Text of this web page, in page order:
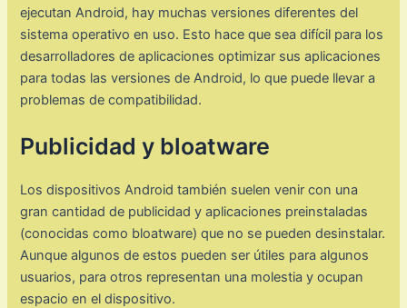
ejecutan Android, hay muchas versiones diferentes del
sistema operativo en uso. Esto hace que sea difícil para los
desarrolladores de aplicaciones optimizar sus aplicaciones
para todas las versiones de Android, lo que puede llevar a
problemas de compatibilidad.
Publicidad y bloatware
Los dispositivos Android también suelen venir con una
gran cantidad de publicidad y aplicaciones preinstaladas
(conocidas como bloatware) que no se pueden desinstalar.
Aunque algunos de estos pueden ser útiles para algunos
usuarios, para otros representan una molestia y ocupan
espacio en el dispositivo.